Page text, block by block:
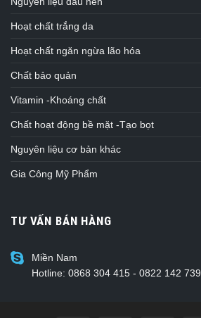
Hoạt chất trắng da
Hoạt chất ngăn ngừa lão hóa
Chất bảo quản
Vitamin -Khoáng chất
Chất hoạt động bề mặt -Tạo bọt
Nguyên liệu cơ bản khác
Gia Công Mỹ Phẩm
TƯ VẤN BÁN HÀNG
Miền Nam
Hotline: 0868 304 415 - 0822 142 739